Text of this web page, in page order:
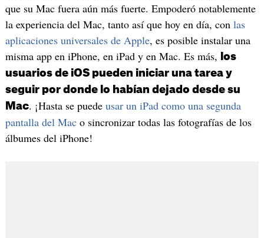
que su Mac fuera aún más fuerte. Empoderó notablemente
la experiencia del Mac, tanto así que hoy en día, con las
aplicaciones universales de Apple, es posible instalar una
misma app en iPhone, en iPad y en Mac. Es más,
los
usuarios de iOS pueden iniciar una tarea y
seguir por donde lo habían dejado desde su
Mac. ¡Hasta se puede usar un iPad como una segunda
pantalla del Maco sincronizar todas las fotografías de los
álbumes del iPhone!